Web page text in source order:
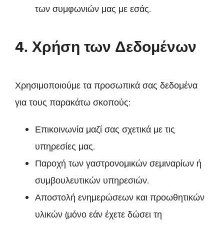
των συμφωνιών μας με εσάς.
4. Χρήση των Δεδομένων
Χρησιμοποιούμε τα προσωπικά σας δεδομένα
για τους παρακάτω σκοπούς:
Επικοινωνία μαζί σας σχετικά με τις
υπηρεσίες μας.
Παροχή των γαστρονομικών σεμιναρίων ή
συμβουλευτικών υπηρεσιών.
Αποστολή ενημερώσεων και προωθητικών
υλικών (μόνο εάν έχετε δώσει τη